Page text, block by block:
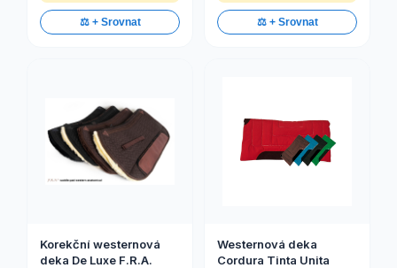
⚖️ + Srovnat ⚖️ + Srovnat
Korekční westernová
deka De Luxe F.R.A.
Westernová deka
Cordura Tinta Unita